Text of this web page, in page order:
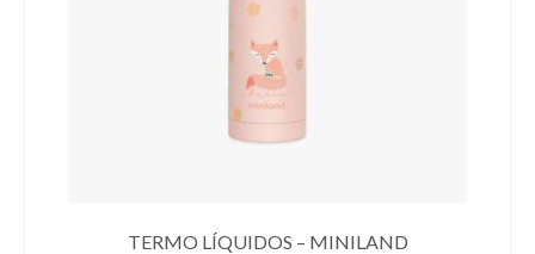
TERMO LÍQUIDOS – MINILAND